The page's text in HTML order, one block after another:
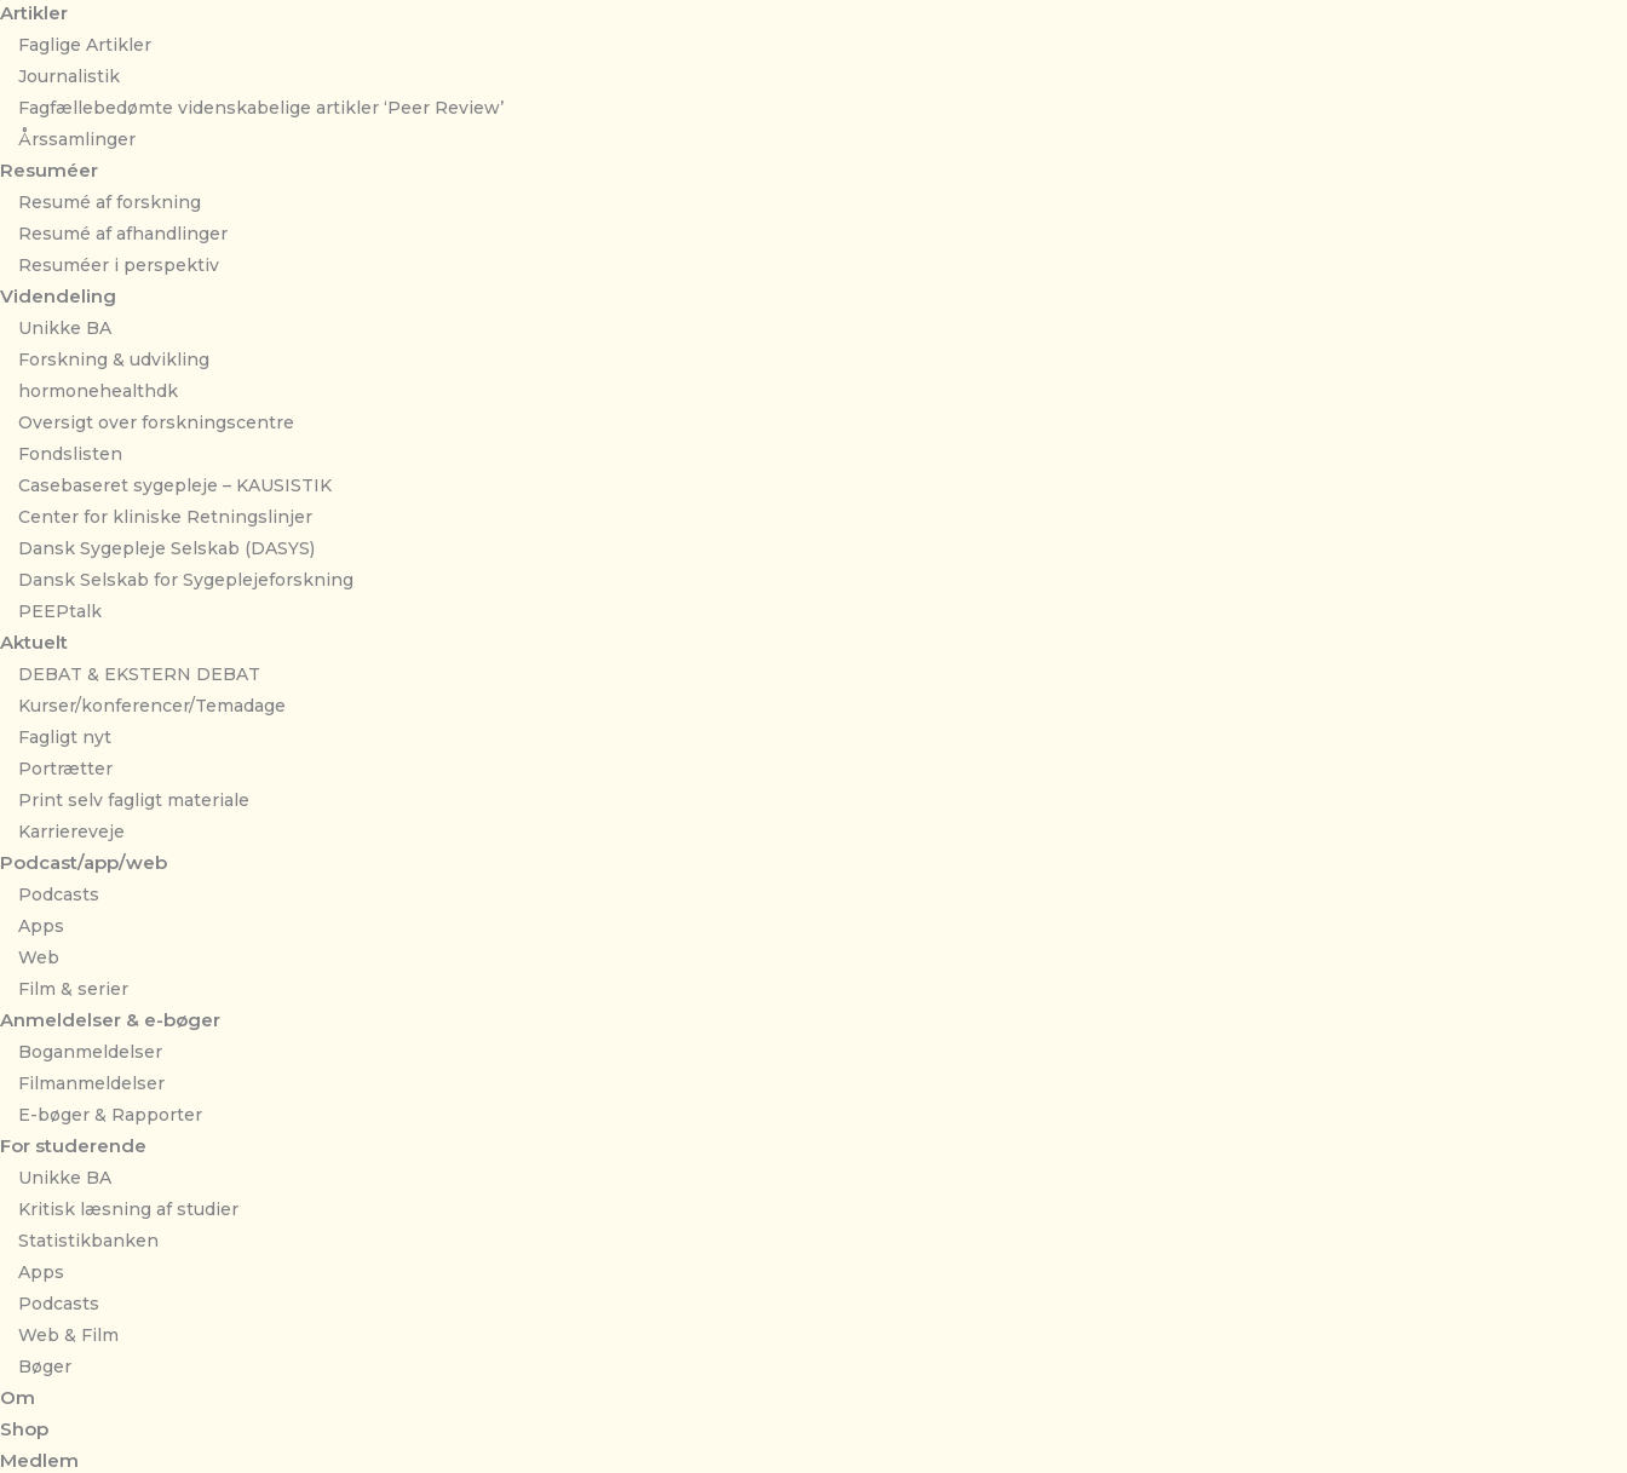
Artikler
Faglige Artikler
Journalistik
Fagfællebedømte videnskabelige artikler ‘Peer Review’
Årssamlinger
Resuméer
Resumé af forskning
Resumé af afhandlinger
Resuméer i perspektiv
Videndeling
Unikke BA
Forskning & udvikling
hormonehealthdk
Oversigt over forskningscentre
Fondslisten
Casebaseret sygepleje – KAUSISTIK
Center for kliniske Retningslinjer
Dansk Sygepleje Selskab (DASYS)
Dansk Selskab for Sygeplejeforskning
PEEPtalk
Aktuelt
DEBAT & EKSTERN DEBAT
Kurser/konferencer/Temadage
Fagligt nyt
Portrætter
Print selv fagligt materiale
Karriereveje
Podcast/app/web
Podcasts
Apps
Web
Film & serier
Anmeldelser & e-bøger
Boganmeldelser
Filmanmeldelser
E-bøger & Rapporter
For studerende
Unikke BA
Kritisk læsning af studier
Statistikbanken
Apps
Podcasts
Web & Film
Bøger
Om
Shop
Medlem